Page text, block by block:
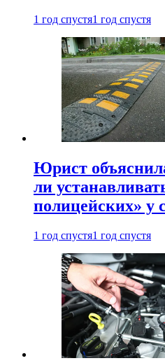
1 год спустя1 год спустя
Юрист
ли
полицейских» у
1 год спустя1 год спустя